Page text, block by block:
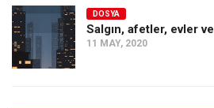
DOSYA
Salgın, afetler, evler
11 MAY, 2020